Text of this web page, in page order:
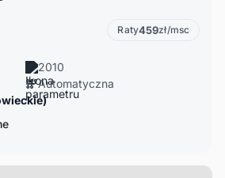
Raty459zł/msc
2010
Automatyczna